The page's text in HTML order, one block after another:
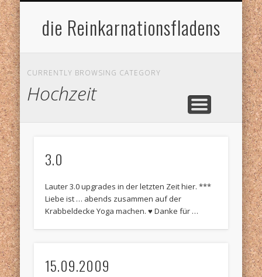
die Reinkarnationsfladens
CURRENTLY BROWSING CATEGORY
Hochzeit
3.0
Lauter 3.0 upgrades in der letzten Zeit hier. ***
Liebe ist … abends zusammen auf der
Krabbeldecke Yoga machen. ♥ Danke für …
15.09.2009